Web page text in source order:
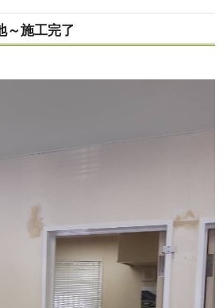
～施工完了